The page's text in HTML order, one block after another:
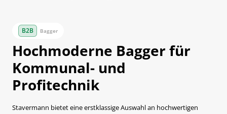
Bagger
Hochmoderne Bagger für
Kommunal- und
Profitechnik
Stavermann bietet eine erstklassige Auswahl an hochwertigen